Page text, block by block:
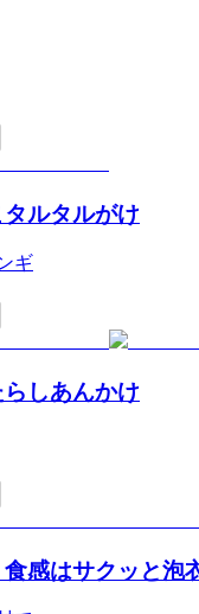
ルタルがけ
ギ
しあんかけ
感はサクッと泡